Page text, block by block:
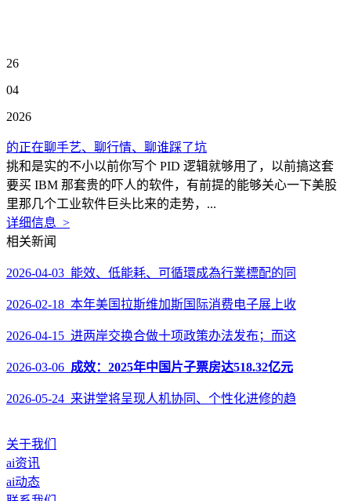
26
04
2026
的正在聊手艺、聊行情、聊谁踩了坑
挑和是实的不小以前你写个 PID 逻辑就够用了，以前搞这套
要买 IBM 那套贵的吓人的软件，有前提的能够关心一下美股
里那几个工业软件巨头比来的走势，...
详细信息 >
相关新闻
2026-04-03 能效、低能耗、可循環成為行業標配的同
2026-02-18 本年美国拉斯维加斯国际消费电子展上收
2026-04-15 进两岸交换合做十项政策办法发布；而这
2026-03-06 成效：2025年中国片子票房达518.32亿元
2026-05-24 来讲堂将呈现人机协同、个性化进修的趋
关于我们
ai资讯
ai动态